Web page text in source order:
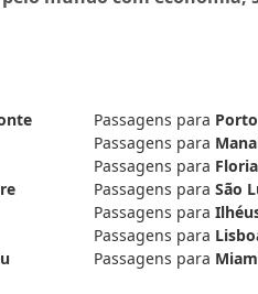
Passagens para
Passagens para
Passagens para
Passagens para São
Passagens para
Passagens para
Passagens para